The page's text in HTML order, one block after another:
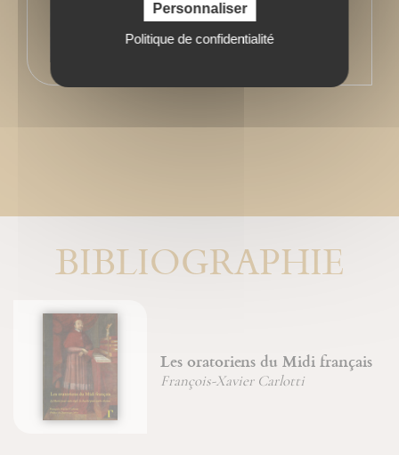
BIBLIOGRAPHIE
Les oratoriens du Midi français
François-Xavier Carlotti
Personnaliser
Politique de confidentialité